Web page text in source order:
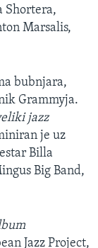
Shortera,
Marsalis,
bubnjara,
Grammyja.
jazz
je uz
Billa
Big Band,
Jazz Project,